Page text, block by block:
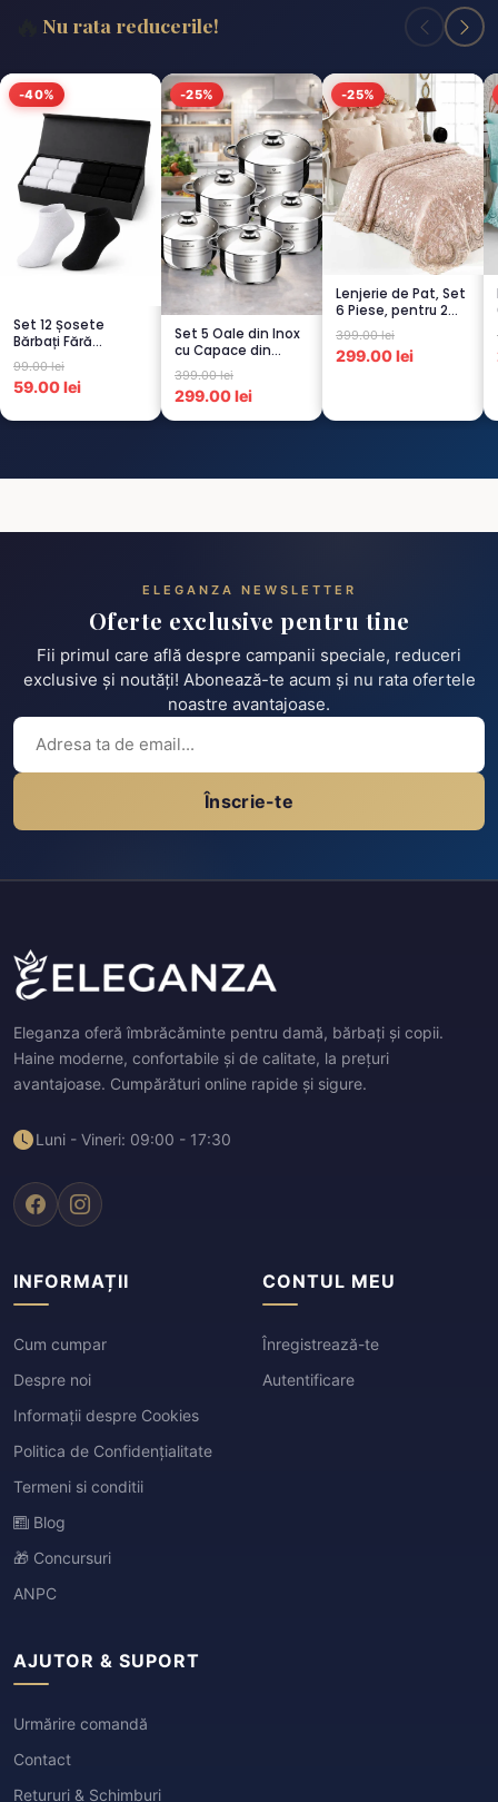
Nu rata reducerile!
-40%
Set 12 Șosete
Bărbați Fără
Cusături – 6 Albe +
6 Negre...
99.00 lei
59.00 lei
-25%
Set 5 Oale din Inox
cu Capace din
Sticlă
Termorezistent...
399.00 lei
299.00 lei
-25%
Lenjerie de Pat, Set
6 Piese, pentru 2
persoana, CAPUCI...
399.00 lei
299.00 lei
ELEGANZA NEWSLETTER
Oferte exclusive pentru tine
Fii primul care află despre campanii speciale, reduceri
exclusive și noutăți! Abonează-te acum și nu rata ofertele
noastre avantajoase.
Înscrie-te
Eleganza oferă îmbrăcăminte pentru damă, bărbați și copii.
Haine moderne, confortabile și de calitate, la prețuri
avantajoase. Cumpărături online rapide și sigure.
Luni - Vineri: 09:00 - 17:30
INFORMAȚII
Cum cumpar
Despre noi
Informații despre Cookies
Politica de Confidențialitate
Termeni si conditii
Blog
🎁 Concursuri
ANPC
CONTUL MEU
Înregistrează-te
Autentificare
AJUTOR & SUPORT
Urmărire comandă
Contact
Retururi & Schimburi